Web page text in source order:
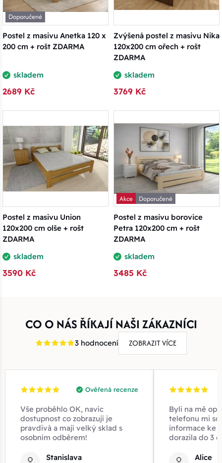
Doporučené
Postel z masivu Anetka 120 x
200 cm + rošt ZDARMA
skladem
2689 Kč
Zvýšená postel z masivu Nika
120x200 cm ořech + rošt
ZDARMA
skladem
3769 Kč
Postel z masivu Union
120x200 cm olše + rošt
ZDARMA
skladem
3590 Kč
Akce
Doporučené
Postel z masivu borovice
Petra 120x200 cm + rošt
ZDARMA
skladem
3485 Kč
CO O NÁS ŘÍKAJÍ NAŠI ZÁKAZNÍCI
3 hodnocení ZOBRAZIT VÍCE
Ověřená recenze
Vše proběhlo OK, navíc
dostupnost co zobrazují je
pravdivá a mají velký sklad s
osobním odběrem!
Stanislava
Byli na mě
telefonu mi
informace ke
dorazila do 3
Alice